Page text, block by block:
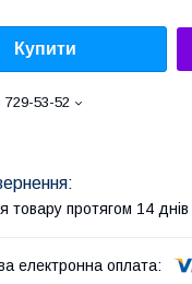
Купити
729-53-52
товару протягом 14 днів